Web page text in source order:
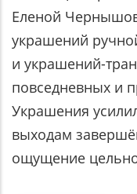
Еленой
украшений
и украшений-
повседневных и
Украшения
выходам
ощущение